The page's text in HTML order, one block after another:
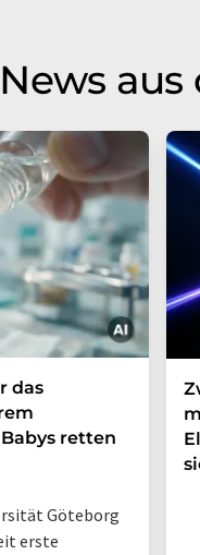
das
retten
Göteborg
erste